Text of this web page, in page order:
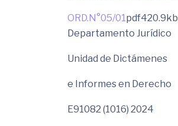
ORD.N°05/01pdf420.9kb
Departamento Jurídico
Unidad de Dictámenes
e Informes en Derecho
E91082 (1016) 2024